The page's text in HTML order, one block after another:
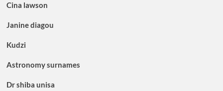
Cina lawson
Janine diagou
Kudzi
Astronomy surnames
Dr shiba unisa